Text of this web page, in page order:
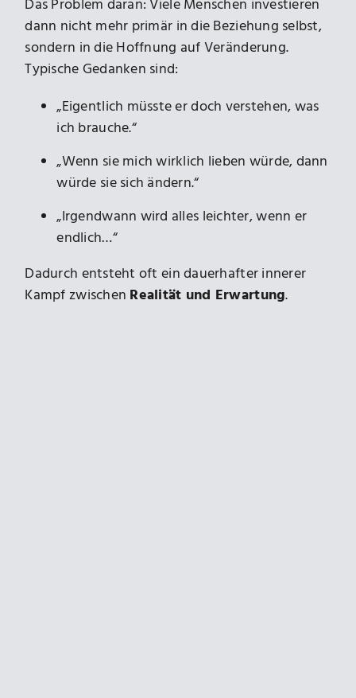
Das Problem daran: Viele Menschen investieren
dann nicht mehr primär in die Beziehung selbst,
sondern in die Hoffnung auf Veränderung.
Typische Gedanken sind:
„Eigentlich müsste er doch verstehen, was
ich brauche.“
„Wenn sie mich wirklich lieben würde, dann
würde sie sich ändern.“
„Irgendwann wird alles leichter, wenn er
endlich…“
Dadurch entsteht oft ein dauerhafter innerer
Kampf zwischen Realität und Erwartung.